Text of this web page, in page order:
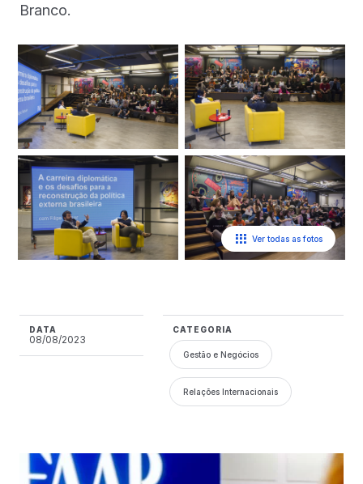
Branco.
Ver todas as fotos
DATA
08/08/2023
CATEGORIA
Gestão e Negócios
Relações Internacionais